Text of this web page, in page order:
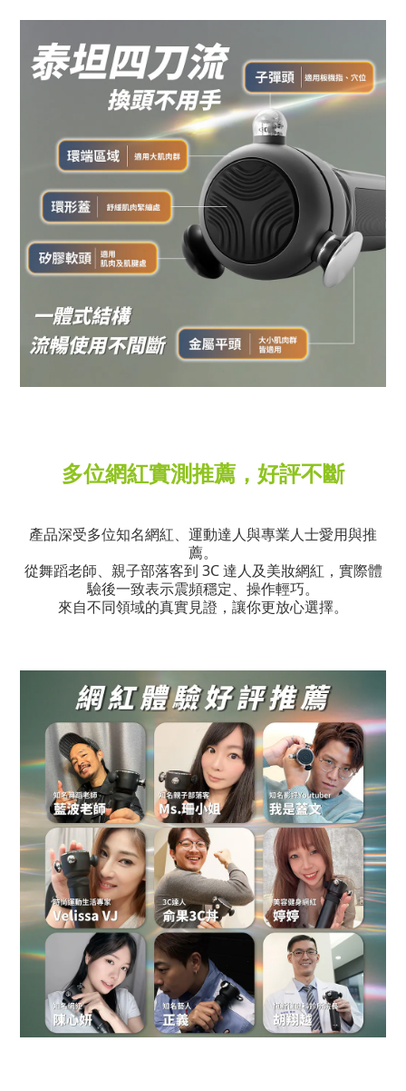
多位網紅實測推薦，好評不斷
產品深受多位知名網紅、運動達人與專業人士愛用與推
薦。
從舞蹈老師、親子部落客到 3C 達人及美妝網紅，實際體
驗後一致表示震頻穩定、操作輕巧。
來自不同領域的真實見證，讓你更放心選擇。